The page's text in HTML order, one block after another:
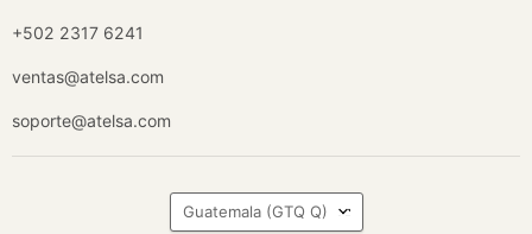
+502 2317 6241
ventas@atelsa.com
soporte@atelsa.com
País
Guatemala (GTQ Q)